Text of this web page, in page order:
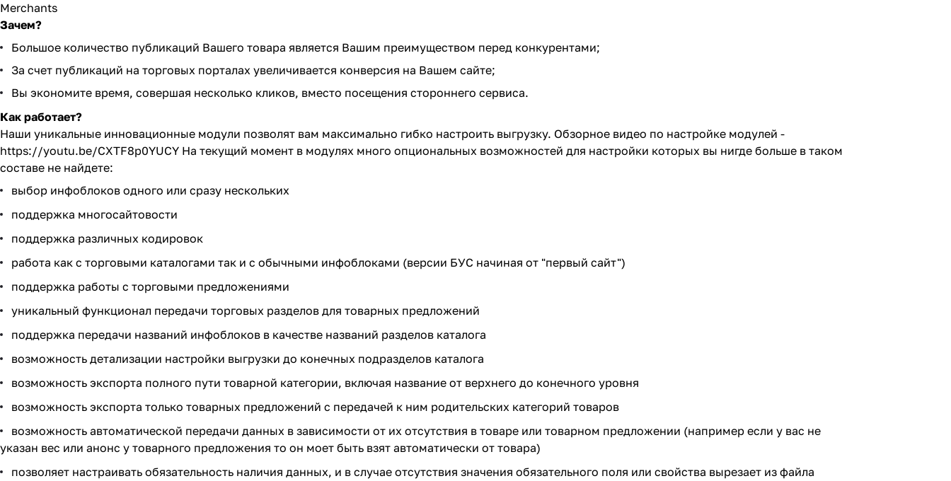
Merchants
Зачем?
Большое количество публикаций Вашего товара является Вашим преимуществом перед конкурентами;
За счет публикаций на торговых порталах увеличивается конверсия на Вашем сайте;
Вы экономите время, совершая несколько кликов, вместо посещения стороннего сервиса.
Как работает?
Наши уникальные инновационные модули позволят вам максимально гибко настроить выгрузку. Обзорное видео по настройке модулей -
https://youtu.be/CXTF8p0YUCY На текущий момент в модулях много опциональных возможностей для настройки которых вы нигде больше в таком
составе не найдете:
выбор инфоблоков одного или сразу нескольких
поддержка многосайтовости
поддержка различных кодировок
работа как с торговыми каталогами так и с обычными инфоблоками (версии БУС начиная от "первый сайт")
поддержка работы с торговыми предложениями
уникальный функционал передачи торговых разделов для товарных предложений
поддержка передачи названий инфоблоков в качестве названий разделов каталога
возможность детализации настройки выгрузки до конечных подразделов каталога
возможность экспорта полного пути товарной категории, включая название от верхнего до конечного уровня
возможность экспорта только товарных предложений с передачей к ним родительских категорий товаров
возможность автоматической передачи данных в зависимости от их отсутствия в товаре или товарном предложении (например если у вас не
указан вес или анонс у товарного предложения то он моет быть взят автоматически от товара)
позволяет настраивать обязательность наличия данных, и в случае отсутствия значения обязательного поля или свойства вырезает из файла